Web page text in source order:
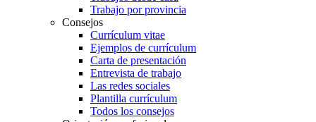
Trabajo por provincia
Consejos
Currículum vitae
Ejemplos de currículum
Carta de presentación
Entrevista de trabajo
Las redes sociales
Plantilla currículum
Todos los consejos